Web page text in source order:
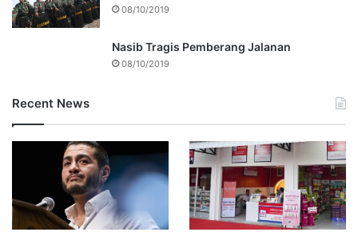
08/10/2019
Nasib Tragis Pemberang Jalanan
08/10/2019
Recent News